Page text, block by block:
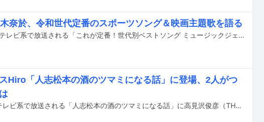
奈於、令和世代定番のスポーツソング＆映画主題歌を語る
明日11月22日19:00よりフジテレビ系で放送される「これが定番！世代別ベストソング ミュージックジェネレーション」に乃木坂46の林瑠奈と弓木奈於が出演する。
Hiro「人志松本の酒のツマミになる話」に登場、2人がつ
明日10月28日（金）にフジテレビ系で放送される「人志松本の酒のツマミになる話」に高見沢俊彦（THE ALFEE）、Hiro（MY FIRST STORY）が出演する。